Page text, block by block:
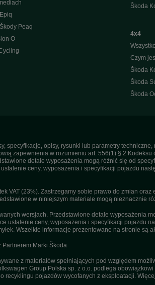
Peaq
O
Škoda
4x4
Czym
Škoda
Škoda
Škoda
specyfikacje, opisy, rysunki lub parametry
zapewnienia w rozumieniu art. 556(1) § 2
detale wyposażenia mogą różnić się od
ceny, wyposażenia i specyfikacji pojazdu
VAT (23%). Zastrzegamy sobie prawo do zmian
w niniejszym materiale mogą nieznacznie
wersjach. Przedstawione detale wyposażenia
ustalenie ceny, wyposażenia i specyfikacji pojazdu
Wszelkie informacje prezentowane na stronie są
Marki Škoda
z materiałów spełniających pod względem
Group Polska sp. z o.o. podlega
recyklingu pojazdów wycofanych z eksploatacji.